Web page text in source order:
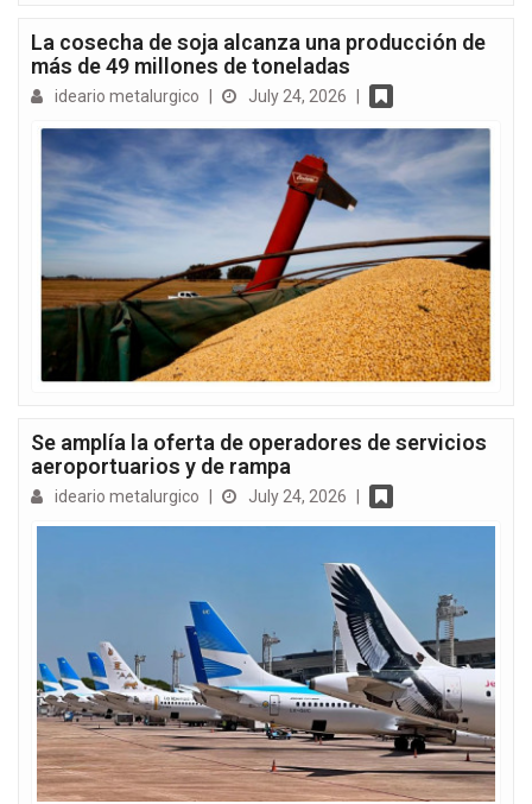
La cosecha de soja alcanza una producción de
más de 49 millones de toneladas
ideario metalurgico July 24, 2026
Se amplía la oferta de operadores de servicios
aeroportuarios y de rampa
ideario metalurgico July 24, 2026